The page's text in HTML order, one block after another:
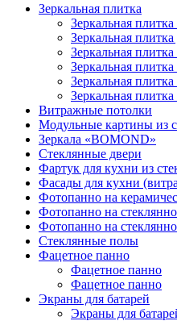
Зеркальная плитка
Зеркальная
Зеркальная
Зеркальная
Зеркальная плитка
Зеркальная
Зеркальная
Витражные потолки
Модульные картины из
Зеркала «BOMOND»
Стеклянные двери
Фартук для кухни из
Фасады для кухни
Фотопанно на
Фотопанно на
Фотопанно на
Стеклянные полы
Фацетное панно
Фацетное панно
Фацетное панно
Экраны для батарей
Экраны для